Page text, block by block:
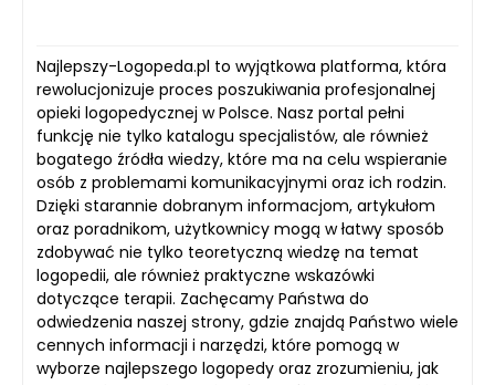
Najlepszy-Logopeda.pl to wyjątkowa platforma, która
rewolucjonizuje proces poszukiwania profesjonalnej
opieki logopedycznej w Polsce. Nasz portal pełni
funkcję nie tylko katalogu specjalistów, ale również
bogatego źródła wiedzy, które ma na celu wspieranie
osób z problemami komunikacyjnymi oraz ich rodzin.
Dzięki starannie dobranym informacjom, artykułom
oraz poradnikom, użytkownicy mogą w łatwy sposób
zdobywać nie tylko teoretyczną wiedzę na temat
logopedii, ale również praktyczne wskazówki
dotyczące terapii. Zachęcamy Państwa do
odwiedzenia naszej strony, gdzie znajdą Państwo wiele
cennych informacji i narzędzi, które pomogą w
wyborze najlepszego logopedy oraz zrozumieniu, jak